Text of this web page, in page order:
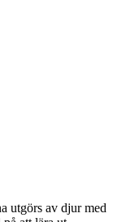
utgörs av djur med